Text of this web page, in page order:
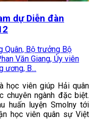
dự Diễn đàn
Quân, Bộ trưởng Bộ
Văn Giang, Ủy viên
ương, B...
học viên giúp Hải quân
chuyên ngành đặc biệt.
huấn luyện Smolny tới
học viên quân sự Việt